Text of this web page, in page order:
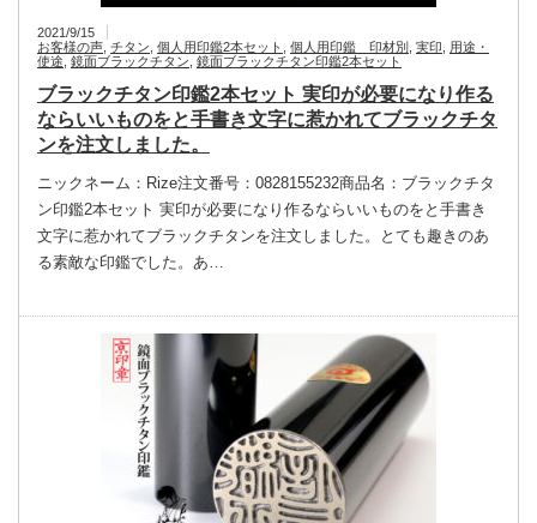
2021/9/15
お客様の声 チタン 個人用印鑑2本セット 個人用印鑑 印材別 実印
用途・
使途 鏡面ブラックチタン 鏡面ブラックチタン印鑑2本セット
ブラックチタン印鑑2本セット 実印が必要になり作る
ならいいものをと手書き文字に惹かれてブラックチタ
ンを注文しました。
ニックネーム：Rize注文番号：0828155232商品名：ブラックチタ
ン印鑑2本セット 実印が必要になり作るならいいものをと手書き
文字に惹かれてブラックチタンを注文しました。とても趣きのあ
る素敵な印鑑でした。あ…